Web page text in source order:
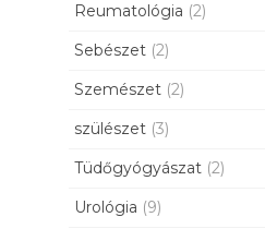
Reumatológia (2)
Sebészet (2)
Szemészet (2)
szülészet (3)
Tüdőgyógyászat (2)
Urológia (9)